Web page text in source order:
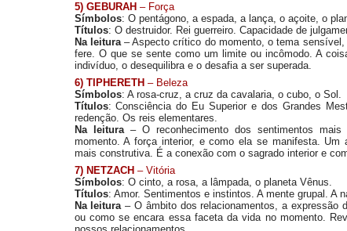
5) GEBURAH – Força
Símbolos: O pentágono, a espada, a lança, o açoite, o
Títulos: O destruidor. Rei guerreiro. Capacidade de
Na leitura– Aspecto crítico do momento, o tema
fere. O que se sente como um limite ou incômodo. A
indivíduo, o desequilibra e o desafia a ser superada.
6) TIPHERETH – Beleza
Símbolos: A rosa-cruz, a cruz da cavalaria, o cubo, o Sol.
Títulos: Consciência do Eu Superior e dos Grandes
redenção. Os reis elementares.
Na leitura– O reconhecimento dos sentimentos
momento. A força interior, e como ela se manifesta. Um
mais construtiva. É a conexão com o sagrado interior e
7) NETZACH – Vitória
Símbolos: O cinto, a rosa, a lâmpada, o planeta Vênus.
Títulos: Amor. Sentimentos e instintos. A mente grupal. A
Na leitura– O âmbito dos relacionamentos, a expressão
ou como se encara essa faceta da vida no momento.